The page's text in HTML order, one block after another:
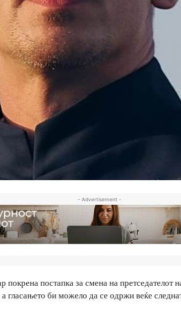
- Advertisement -
покрена постапка за смена на
гласањето би можело да се одржи веќе